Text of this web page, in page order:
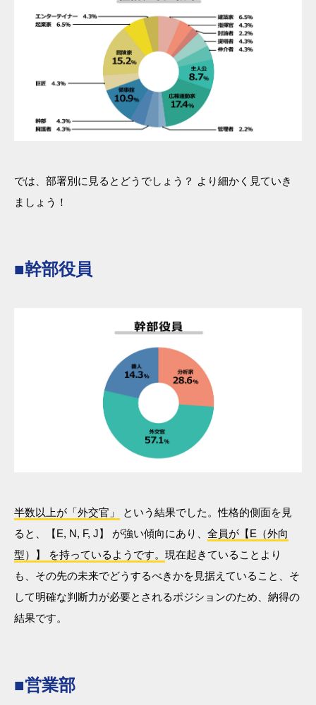
では、部署別に見るとどうでしょう？ より細かく見ていき
ましょう！
■幹部役員
半数以上が「外交官」
という結果でした。性格的側面を見
ると、【E, N, F, J】 が強い傾向にあり、 全員が【E（外向
型）】 を持っているようです。 現在起きていることより
も、その先の未来でどうするべきかを見据えていること、そ
して明確な判断力が必要とされるポジションのため、納得の
結果です。
■営業部